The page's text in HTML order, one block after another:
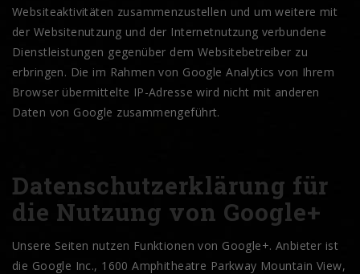
Websiteaktivitäten zusammenzustellen und um weitere mit
der Websitenutzung und der Internetnutzung verbundene
Dienstleistungen gegenüber dem Websitebetreiber zu
erbringen. Die im Rahmen von Google Analytics von Ihrem
Browser übermittelte IP-Adresse wird nicht mit anderen
Daten von Google zusammengeführt.
Datenschutzerklärung für
die Nutzung von Google+
Unsere Seiten nutzen Funktionen von Google+. Anbieter ist
die Google Inc., 1600 Amphitheatre Parkway Mountain View,